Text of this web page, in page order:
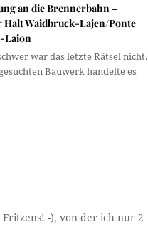
an die Brennerbahn –
Halt Waidbruck-Lajen/Ponte
Laion
war das letzte Rätsel nicht.
Bauwerk handelte es
-), von der ich nur 2